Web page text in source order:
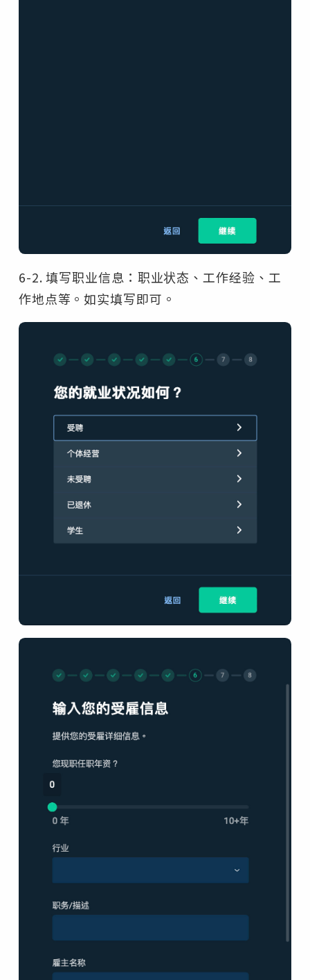
6-2. 填写职业信息：职业状态、工作经验、工
作地点等。如实填写即可。